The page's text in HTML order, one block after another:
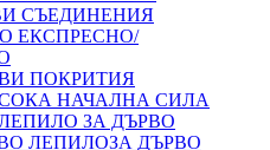
СЪЕДИНЕНИЯ
ЕКСПРЕСНО/
ПОКРИТИЯ
НАЧАЛНА СИЛА
ЛЕПИЛО ЗА ДЪРВО
ЛЕПИЛОЗА ДЪРВО